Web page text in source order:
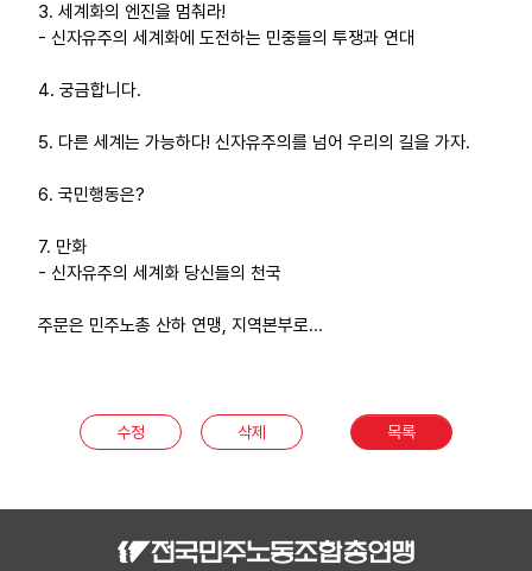
3. 세계화의 엔진을 멈춰라!
- 신자유주의 세계화에 도전하는 민중들의 투쟁과 연대
4. 궁금합니다.
5. 다른 세계는 가능하다! 신자유주의를 넘어 우리의 길을 가자.
6. 국민행동은?
7. 만화
- 신자유주의 세계화 당신들의 천국
주문은 민주노총 산하 연맹, 지역본부로...
수정 삭제 목록